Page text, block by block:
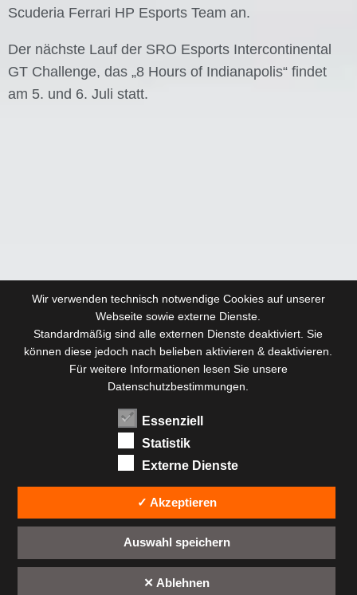
Scuderia Ferrari HP Esports Team an.
Der nächste Lauf der SRO Esports Intercontinental
GT Challenge, das „8 Hours of Indianapolis“ findet
am 5. und 6. Juli statt.
Wir verwenden technisch notwendige Cookies auf unserer
Webseite sowie externe Dienste.
Standardmäßig sind alle externen Dienste deaktiviert. Sie
können diese jedoch nach belieben aktivieren & deaktivieren.
Für weitere Informationen lesen Sie unsere
Datenschutzbestimmungen.
Essenziell
Statistik
Externe Dienste
✓ Akzeptieren
Auswahl speichern
✕ Ablehnen